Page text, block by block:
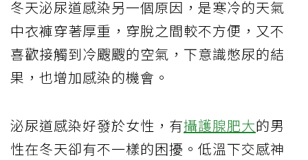
冬天泌尿道感染另一個原因，是寒冷的天氣
中衣褲穿著厚重，穿脫之間較不方便，又不
喜歡接觸到冷颼颼的空氣，下意識憋尿的結
果，也增加感染的機會。
泌尿道感染好發於女性，有攝護腺肥大的男
性在冬天卻有不一樣的困擾。低溫下交感神